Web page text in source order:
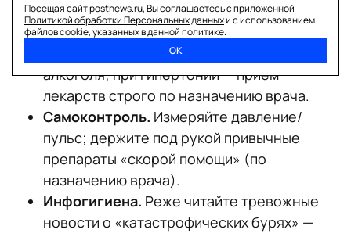
делайте короткие прогулки, следите за
влажностью (40–60%).
Легкий ужин, меньше соли и
алкоголя; при гипертонии — прием
лекарств строго по назначению врача.
Самоконтроль. Измеряйте давление/
пульс; держите под рукой привычные
препараты «скорой помощи» (по
назначению врача).
Инфогигиена. Реже читайте тревожные
новости о «катастрофических бурях» —
Посещая сайт postnews.ru, Вы соглашаетесь с приложенной
Политикой обработки Персональных данныхи с использованием
файлов cookie, указанных в данной политике.
ОК